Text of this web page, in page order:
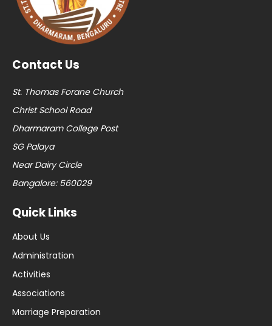
Contact Us
St. Thomas Forane Church
Christ School Road
Dharmaram College Post
SG Palaya
Near Dairy Circle
Bangalore: 560029
Quick Links
About Us
Administration
Activities
Associations
Marriage Preparation